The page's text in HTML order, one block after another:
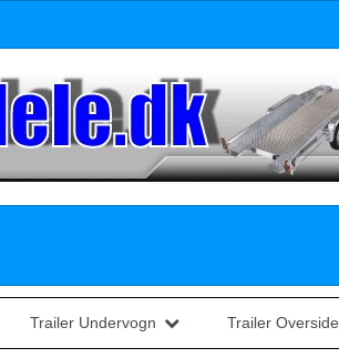
Trailer Undervogn Trailer Overside